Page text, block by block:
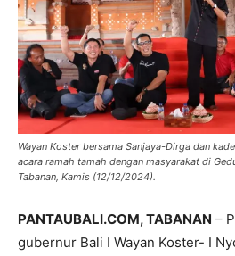
Wayan Koster bersama Sanjaya-Dirga dan
acara ramah tamah dengan masyarakat di
Tabanan, Kamis (12/12/2024).
PANTAUBALI.COM, TABANAN –
gubernur Bali I Wayan Koster- I